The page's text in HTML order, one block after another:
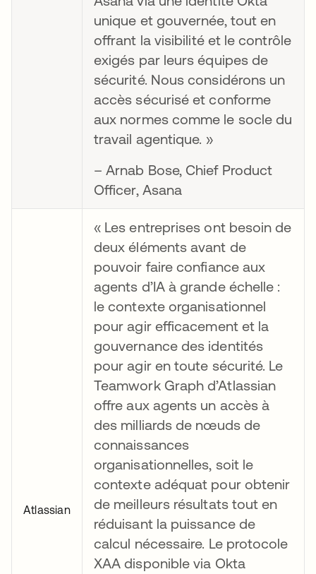
unique et gouvernée, tout en
offrant la visibilité et le contrôle
exigés par leurs équipes de
sécurité. Nous considérons un
accès sécurisé et conforme
aux normes comme le socle du
travail agentique. »
– Arnab Bose, Chief Product
Officer, Asana
Atlassian
« Les entreprises ont besoin de
deux éléments avant de
pouvoir faire confiance aux
agents d’IA à grande échelle :
le contexte organisationnel
pour agir efficacement et la
gouvernance des identités
pour agir en toute sécurité. Le
Teamwork Graph d’Atlassian
offre aux agents un accès à
des milliards de nœuds de
connaissances
organisationnelles, soit le
contexte adéquat pour obtenir
de meilleurs résultats tout en
réduisant la puissance de
calcul nécessaire. Le protocole
XAA disponible via Okta